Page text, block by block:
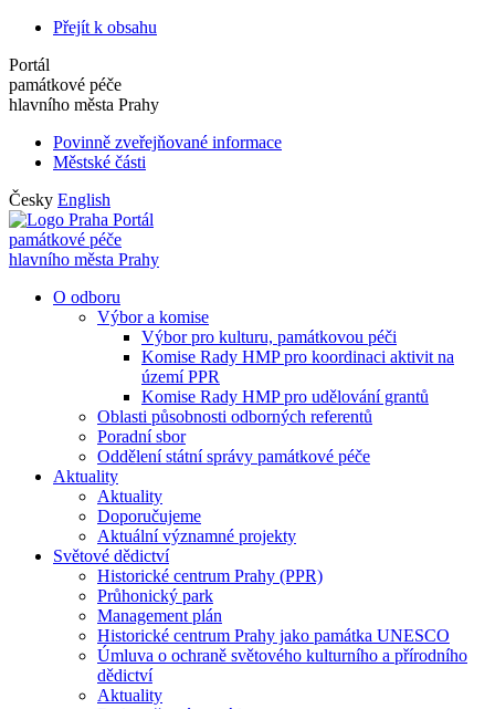
Přejít k obsahu
Portál
památkové péče
hlavního města Prahy
Povinně zveřejňované informace
Městské části
Česky English
Portál
památkové péče
hlavního města Prahy
O odboru
Výbor a komise
Výbor pro kulturu, památkovou péči
Komise Rady HMP pro koordinaci aktivit na
území PPR
Komise Rady HMP pro udělování grantů
Oblasti působnosti odborných referentů
Poradní sbor
Oddělení státní správy památkové péče
Aktuality
Aktuality
Doporučujeme
Aktuální významné projekty
Světové dědictví
Historické centrum Prahy (PPR)
Průhonický park
Management plán
Historické centrum Prahy jako památka UNESCO
Úmluva o ochraně světového kulturního a přírodního
dědictví
Aktuality